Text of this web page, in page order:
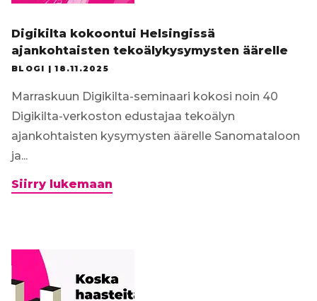
Digikilta kokoontui Helsingissä
ajankohtaisten tekoälykysymysten äärelle
BLOGI |18.11.2025
Marraskuun Digikilta-seminaari kokosi noin 40
Digikilta-verkoston edustajaa tekoälyn
ajankohtaisten kysymysten äärelle Sanomataloon
ja...
Siirry lukemaan